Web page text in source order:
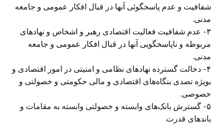
شفافیت و عدم پاسخگوئی آنها در قبال افکار عمومی و جامعه
مدنی.
۳- عدم شفافیت فعالیت اقتصادی رهبر و اشخاص و نهادهای
مربوطه و ناپاسخگویی آنها در قبال افکار عمومی و جامعه
مدنی.
۴- دخالت گسترده نهادهای نظامی و امنیتی در امور اقتصادی و
بویژه تصدی بنگاه‌های اقتصادی و مالی حکومتی و خصولتی و
خصوصی.
۵- گسترش بانک‌های وابسته و خصولتی وابسته به مقامات و
باندهای قدرت.